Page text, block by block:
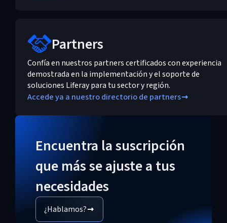
Partners
Confía en nuestros partners certificados con experiencia
demostrada en la implementación y el soporte de
soluciones Liferay para tu sector y región.
Accede ya a nuestro directorio de partners
Encuentra la suscripción
que más se ajuste a tus
necesidades
¿Hablamos?